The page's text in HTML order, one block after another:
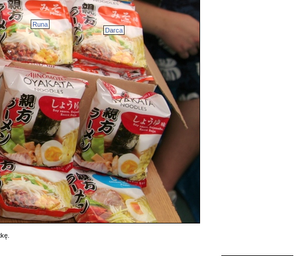
Darca
Runa